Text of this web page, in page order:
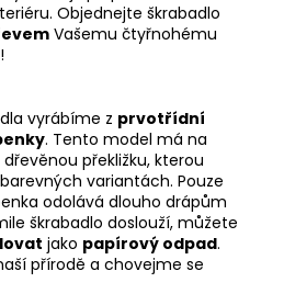
Objednejte škrabadlo
Vašemu čtyřnohému
vyrábíme z prvotřídní
. Tento model má na
překližku, kterou
variantách. Pouze
odolává dlouho drápům
škrabadlo doslouží, můžete
jako papírový odpad.
přírodě a chovejme se